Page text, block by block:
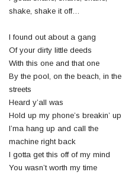
shake, shake it off…
I found out about a gang
Of your dirty little deeds
With this one and that one
By the pool, on the beach, in the
streets
Heard y’all was
Hold up my phone’s breakin’ up
I’ma hang up and call the
machine right back
I gotta get this off of my mind
You wasn’t worth my time